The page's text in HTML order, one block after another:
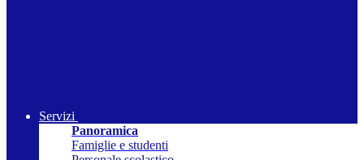
Servizi
Panoramica
Famiglie e studenti